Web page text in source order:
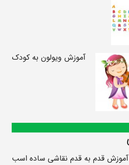
آموزش ویولون به کودک
آموزش قدم به قدم نقاشی ساده اسب